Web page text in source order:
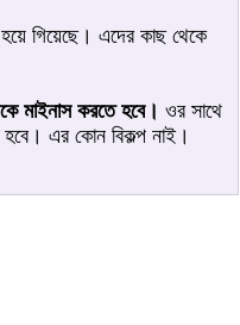
হয়ে গিয়েছে। এদের কাছ থেকে
মাইনাস করতে হবে। ওর সাথে
হবে। এর কোন বিকল্প নাই।